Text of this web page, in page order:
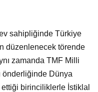
sahipliğinde Türkiye
düzenlenecek törende
zamanda TMF Milli
önderliğinde Dünya
birinciliklerle İstiklal